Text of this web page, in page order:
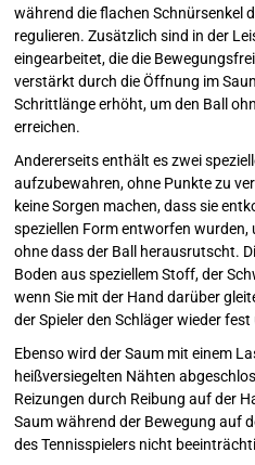
während die flachen Schnürsenkel
regulieren. Zusätzlich sind in der
eingearbeitet, die die
verstärkt durch die Öffnung im
Schrittlänge erhöht, um den Ball
erreichen.
Andererseits enthält es zwei
aufzubewahren, ohne Punkte zu
keine Sorgen machen, dass sie
speziellen Form entworfen wurden,
ohne dass der Ball herausrutscht.
Boden aus speziellem Stoff, der
wenn Sie mit der Hand darüber
der Spieler den Schläger wieder
Ebenso wird der Saum mit einem
heißversiegelten Nähten
Reizungen durch Reibung auf der
Saum während der Bewegung auf
des Tennisspielers nicht